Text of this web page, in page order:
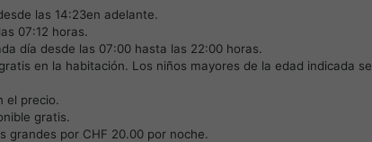
las 14:23en adelante.
07:12 horas.
día desde las 07:00 hasta las 22:00 horas.
en la habitación. Los niños mayores de la edad indicada se
el precio.
gratis.
grandes por CHF 20.00 por noche.